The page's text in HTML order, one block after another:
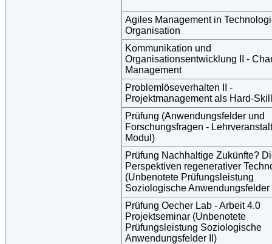
Agiles Management in
Organisation
Kommunikation und
Organisationsentwicklung II -
Management
Problemlöseverhalten II -
Projektmanagement als Hard-Skill
Prüfung (Anwendungsfelder und
Forschungsfragen -
Modul)
Prüfung Nachhaltige Zukünfte?
Perspektiven regenerativer
(Unbenotete Prüfungsleistung
Soziologische Anwendungsfelder
Prüfung Oecher Lab - Arbeit 4.0
Projektseminar (Unbenotete
Prüfungsleistung Soziologische
Anwendungsfelder II)